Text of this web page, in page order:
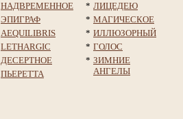
НАДВРЕМЕННОЕ
ЭПИГРАФ
AEQUILIBRIS
LETHARGIC
ДЕСЕРТНОЕ
ПЬЕРЕТТА
* ЛИЦЕДЕЮ
* МАГИЧЕСКОЕ
* ИЛЛЮЗОРНЫЙ
* ГОЛОС
* ЗИМНИЕ
АНГЕЛЫ